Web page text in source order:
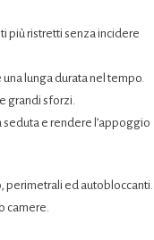
più ristretti senza incidere
lunga durata nel tempo.
grandi sforzi.
seduta e rendere l’appoggio
perimetrali ed autobloccanti.
camere.